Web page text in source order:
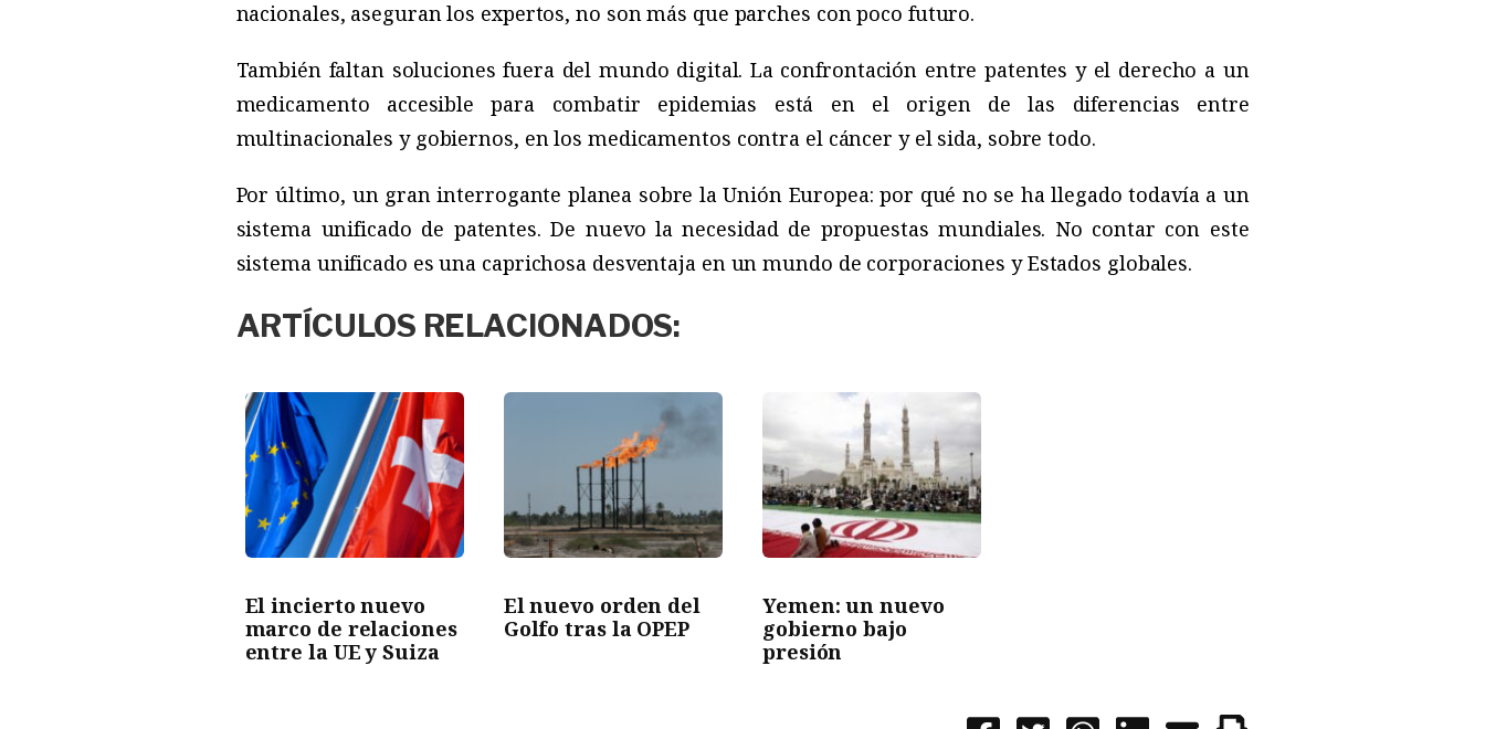
nacionales, aseguran los expertos, no son más que parches con poco futuro.
También faltan soluciones fuera del mundo digital. La confrontación entre patentes y el derecho a un
medicamento accesible para combatir epidemias está en el origen de las diferencias entre
multinacionales y gobiernos, en los medicamentos contra el cáncer y el sida, sobre todo.
Por último, un gran interrogante planea sobre la Unión Europea: por qué no se ha llegado todavía a un
sistema unificado de patentes. De nuevo la necesidad de propuestas mundiales. No contar con este
sistema unificado es una caprichosa desventaja en un mundo de corporaciones y Estados globales.
ARTÍCULOS RELACIONADOS:
El incierto nuevo
marco de relaciones
entre la UE y Suiza
El nuevo orden del
Golfo tras la OPEP
Yemen: un nuevo
gobierno bajo
presión